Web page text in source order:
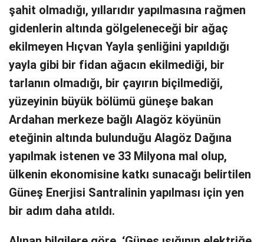
şahit olmadığı, yıllarıdır yapılmasına rağmen
gidenlerin altında gölgeleneceği bir ağaç
ekilmeyen Hıçvan Yayla şenliğini yapıldığı
yayla gibi bir fidan ağacın ekilmediği, bir
tarlanın olmadığı, bir çayırın biçilmediği,
yüzeyinin büyük bölümü güneşe bakan
Ardahan merkeze bağlı Alagöz köyünün
eteğinin altında bulunduğu Alagöz Dağına
yapılmak istenen ve 33 Milyona mal olup,
ülkenin ekonomisine katkı sunacağı belirtilen
Güneş Enerjisi Santralinin yapılması için yen
bir adım daha atıldı.